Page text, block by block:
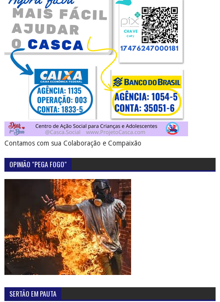
Contamos com sua Colaboração e Compaixão
OPINIÃO "PEGA FOGO"
SERTÃO EM PAUTA